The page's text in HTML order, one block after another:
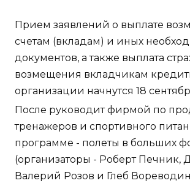
Прием заявлений о выплате
счетам (вкладам) и иных
документов, а также выплата
возмещения вкладчикам
организации начнутся 18
После руководит фирмой по
тренажеров и спортивного
программе - полеты в больших
(организаторы - Роберт Печник,
Валерий Розов и Глеб